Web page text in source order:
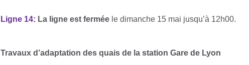
Ligne 14: La ligne est fermée le dimanche 15 mai jusqu’à 12h00.
Travaux d’adaptation des quais de la station Gare de Lyon